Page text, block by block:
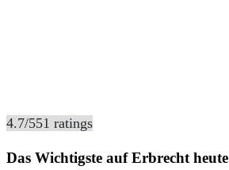
4.7/551 ratings
Das Wichtigste auf Erbrecht heute